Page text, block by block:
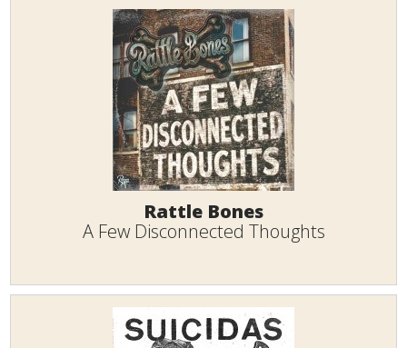
Rattle Bones
A Few Disconnected Thoughts